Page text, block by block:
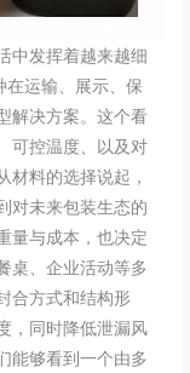
中发挥着越来越细
在运输、展示、保
解决方案。这个看
可控温度、以及对
材料的选择说起，
对未来包装生态的
量与成本，也决定
桌、企业活动等多
合方式和结构形
，同时降低泄漏风
能够看到一个由多